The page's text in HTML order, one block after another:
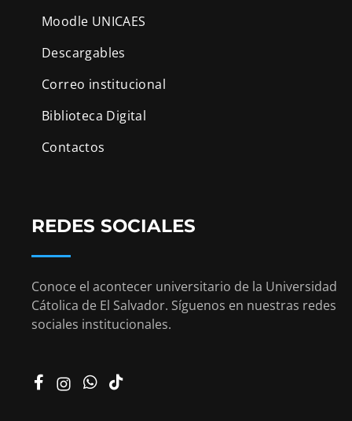
Moodle UNICAES
Descargables
Correo institucional
Biblioteca Digital
Contactos
REDES SOCIALES
Conoce el acontecer universitario de la Universidad
Cátolica de El Salvador. Síguenos en nuestras redes
sociales institucionales.